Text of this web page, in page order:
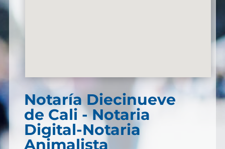
Notaría Diecinueve
de Cali - Notaria
Digital-Notaria
Animalista